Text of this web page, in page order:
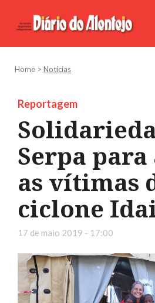
Home > Notícias
Reportagem
Serpa
as vítimas
ciclone
17 de maio 2019 - 17:00